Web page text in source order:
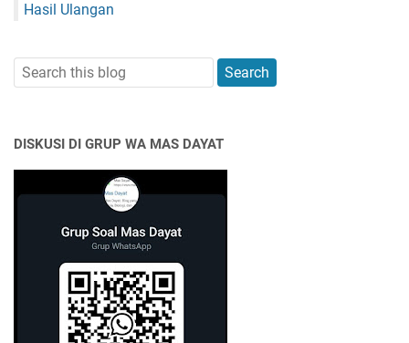
Hasil Ulangan
DISKUSI DI GRUP WA MAS DAYAT